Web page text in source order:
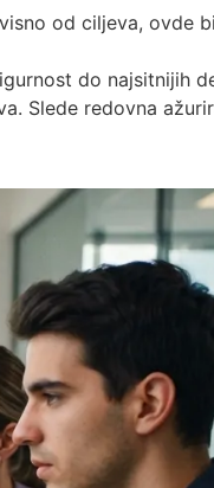
od ciljeva, ovde
do najsitnijih
Slede redovna